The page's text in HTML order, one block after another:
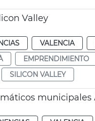
Valley
VALENCIA
EMPRENDIMIENTO
SILICON VALLEY